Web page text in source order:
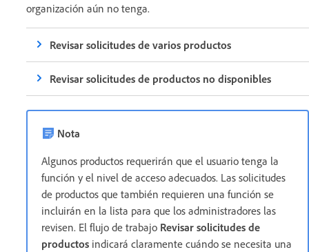
organización aún no tenga.
Revisar solicitudes de varios productos
Revisar solicitudes de productos no disponibles
Nota
Algunos productos requerirán que el usuario tenga la
función y el nivel de acceso adecuados. Las solicitudes
de productos que también requieren una función se
incluirán en la lista para que los administradores las
revisen. El flujo de trabajo Revisar solicitudes de
productos indicará claramente cuándo se necesita una